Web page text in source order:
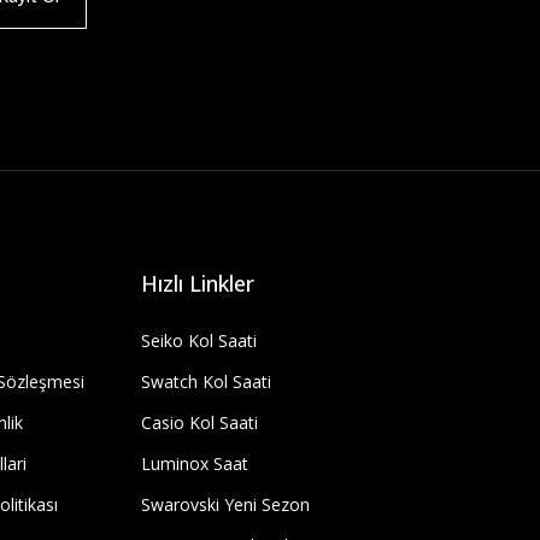
Hızlı Linkler
Seiko Kol Saati
Swatch Kol Saati
Casio Kol Saati
Luminox Saat
Swarovski Yeni Sezon